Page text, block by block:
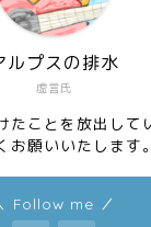
虚言氏
ルプスの排水
たことを放出して
願いいたします。
Follow me ／